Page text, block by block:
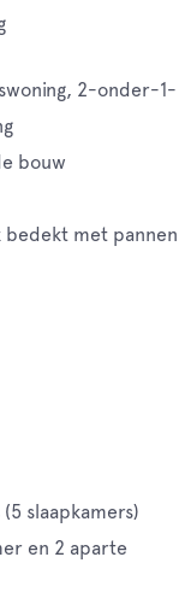
2-onder-1-
bouw
bedekt met pannen
slaapkamers)
en 2 aparte